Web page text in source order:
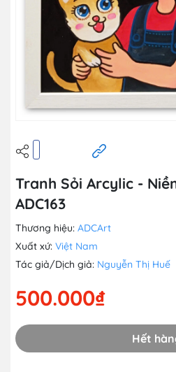
Tranh Sỏi Arcylic -
ADC163
Thương hiệu: ADCArt
Xuất xứ: Việt Nam
Tác giả/Dịch giả: Nguyễn Thị Huế
500.000₫
Hết